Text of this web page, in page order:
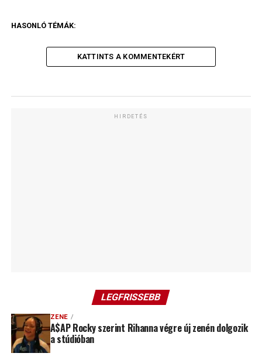
HASONLÓ TÉMÁK:
KATTINTS A KOMMENTEKÉRT
HIRDETÉS
LEGFRISSEBB
ZENE
A$AP Rocky szerint Rihanna végre új zenén dolgozik
a stúdióban